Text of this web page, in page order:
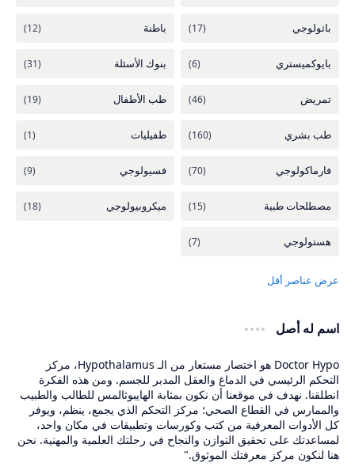
اسم له أصل
Doctor Hypo هو اختصار مستعار من الـ Hypothalamus، مركز
التحكم الرئيسي في الدماغ والعقل المدبر للجسم. ومن هذه الفكرة
انطلقنا. نهدف في موقعنا أن نكون بمثابة الهايبوثالمس للطالب والطبيب
والممارس في القطاع الصحي؛ مركز التحكم الذي يجمع، ينظم، ويوفر
كل الأدوات المعرفية من كتب وكورسات وتطبيقات في مكان واحد،
لمساعدتك على تحقيق التوازن والنجاح في رحلتك العلمية والمهنية. نحن
هنا لنكون مركز معرفتك الموثوق."